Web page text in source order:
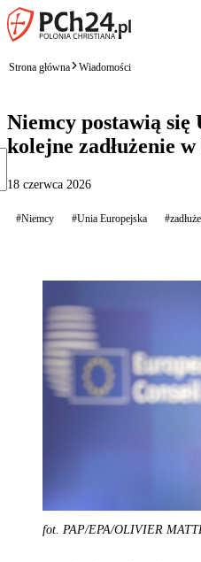
Strona główna Wiadomości
Niemcy postawią się
kolejne zadłużenie
18 czerwca 2026
#Niemcy #Unia Europejska
fot. PAP/EPA/OLIVIER